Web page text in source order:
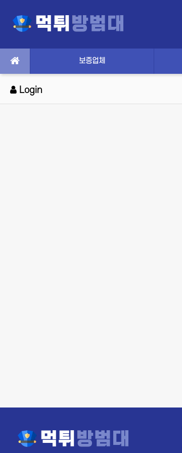
보증업체
Login